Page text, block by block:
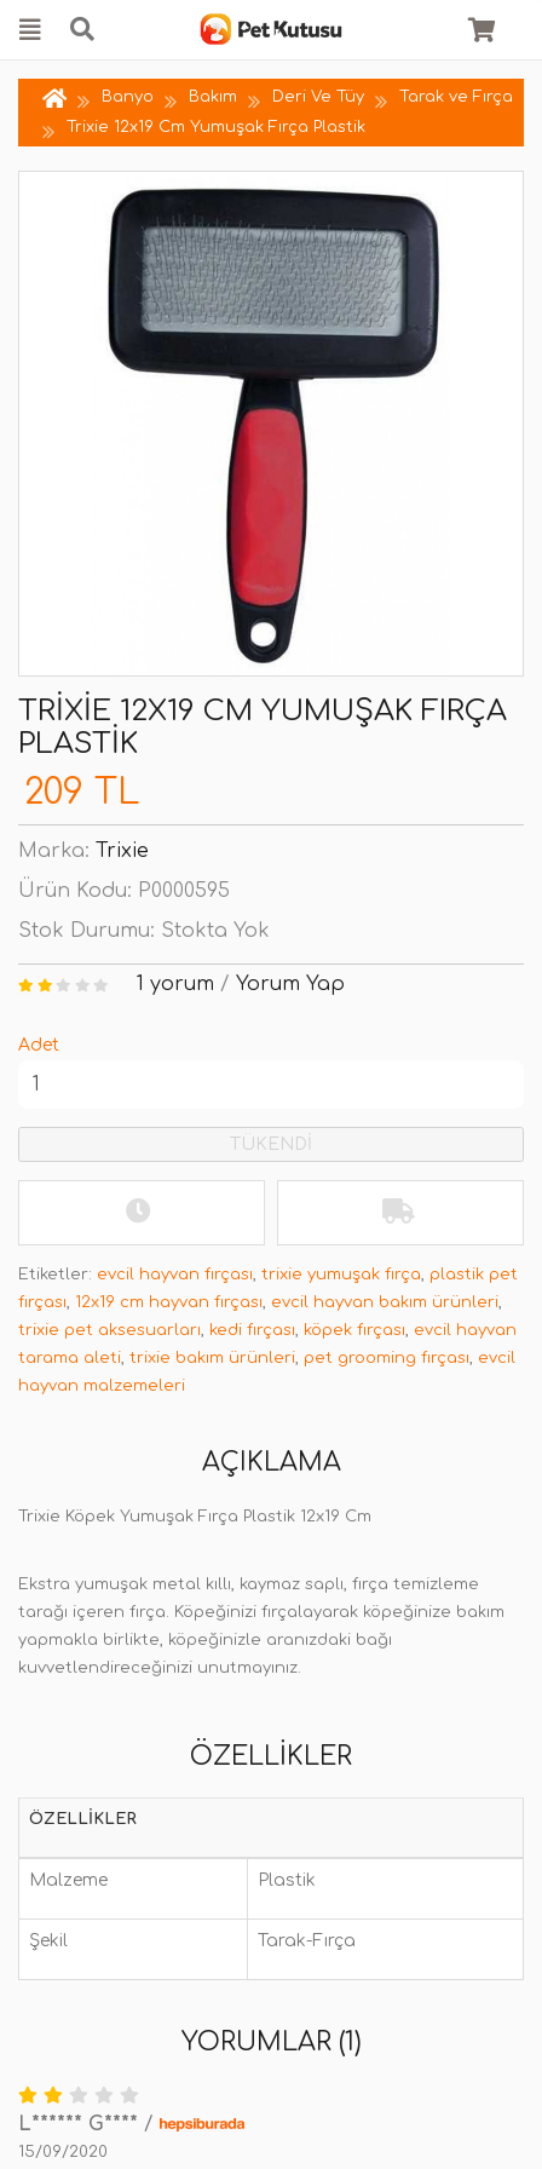
Banyo Bakım Deri Ve Tüy
Tarak ve Fırça
Trixie 12x19 Cm Yumuşak Fırça Plastik
TRIXIE 12X19 CM YUMUŞAK FIRÇA
PLASTIK
209 TL
Marka: Trixie
Ürün Kodu: P0000595
Stok Durumu: Stokta Yok
1 yorum / Yorum Yap
Adet
TÜKENDİ
Etiketler: evcil hayvan fırçası, trixie yumuşak fırça, plastik pet
fırçası, 12x19 cm hayvan fırçası, evcil hayvan bakım ürünleri,
trixie pet aksesuarları, kedi fırçası, köpek fırçası, evcil hayvan
tarama aleti, trixie bakım ürünleri, pet grooming fırçası, evcil
hayvan malzemeleri
AÇIKLAMA
Trixie Köpek Yumuşak Fırça Plastik 12x19 Cm
Ekstra yumuşak metal kıllı, kaymaz saplı, fırça temizleme
tarağı içeren fırça. Köpeğinizi fırçalayarak köpeğinize bakım
yapmakla birlikte, köpeğinizle aranızdaki bağı
kuvvetlendireceğinizi unutmayınız.
ÖZELLIKLER
ÖZELLIKLER
Malzeme Plastik
Şekil Tarak-Fırça
YORUMLAR (1)
L****** G**** /
15/09/2020